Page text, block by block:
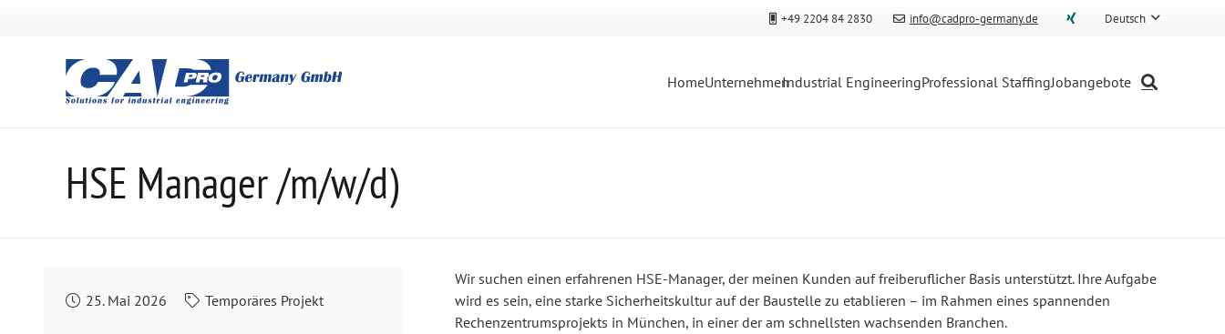
+49 2204 84 2830 info@cadpro-germany.de Deutsch
HomeUnternehmenIndustrial EngineeringProfessional StaffingJobangebote
HSE Manager /m/w/d)
25. Mai 2026 Temporäres Projekt
Wir suchen einen erfahrenen HSE-Manager, der meinen Kunden auf freiberuflicher Basis unterstützt. Ihre Aufgabe
wird es sein, eine starke Sicherheitskultur auf der Baustelle zu etablieren – im Rahmen eines spannenden
Rechenzentrumsprojekts in München, in einer der am schnellsten wachsenden Branchen.